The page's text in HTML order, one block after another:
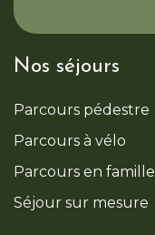
Nos séjours
Parcours pédestre
Parcours à vélo
Parcours en famille
Séjour sur mesure